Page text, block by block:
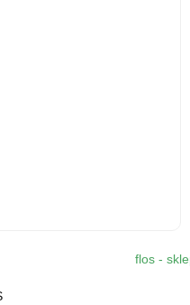
środek spożywczy